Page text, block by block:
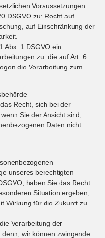
Voraussetzungen
DSGVO zu: Recht auf
auf Einschränkung der
Abs. 1 DSGVO ein
zu, die auf Art. 6
die Verarbeitung zum
Recht, sich bei der
Sie der Ansicht sind,
Daten nicht
unseres berechtigten
haben Sie das Recht
Situation ergeben,
Wirkung für die Zukunft zu
Verarbeitung der
wir können zwingende